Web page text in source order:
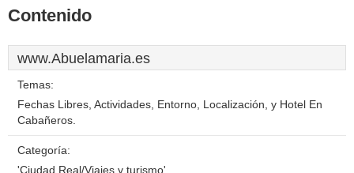
Contenido
www.Abuelamaria.es
Temas:
Fechas Libres, Actividades, Entorno, Localización, y Hotel En
Cabañeros.
Categoría:
'Ciudad Real/Viajes y turismo'